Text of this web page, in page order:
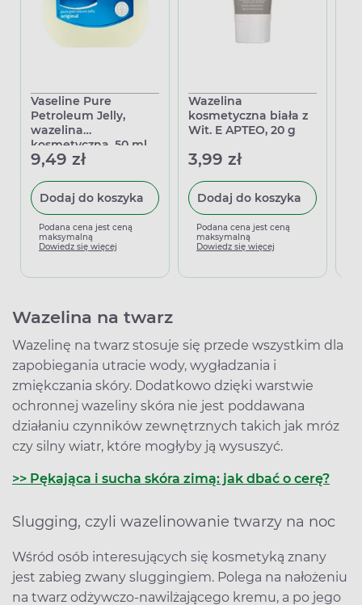
Vaseline Pure
Petroleum Jelly,
wazelina
kosmetyczna, 50 ml
9,49 zł
Dodaj do koszyka
Podana cena jest ceną
maksymalną
Dowiedz się więcej
Wazelina
kosmetyczna biała z
Wit. E APTEO, 20 g
3,99 zł
Dodaj do koszyka
Podana cena jest ceną
maksymalną
Dowiedz się więcej
Wazelina na twarz
Wazelinę na twarz stosuje się przede wszystkim dla
zapobiegania utracie wody, wygładzania i
zmiękczania skóry. Dodatkowo dzięki warstwie
ochronnej wazeliny skóra nie jest poddawana
działaniu czynników zewnętrznych takich jak mróz
czy silny wiatr, które mogłyby ją wysuszyć.
>> Pękająca i sucha skóra zimą: jak dbać o cerę?
Slugging, czyli wazelinowanie twarzy na noc
Wśród osób interesujących się kosmetyką znany
jest zabieg zwany sluggingiem. Polega na nałożeniu
na twarz odżywczo-nawilżającego kremu, a po jego